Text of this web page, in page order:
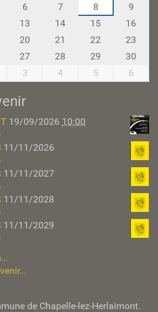
6 7 8
9
13 14 15
16
20 21 22
23
27 28 29
30
3 4 5 6
19/09/2026 10:00
11/11/2026
11/11/2027
11/11/2028
11/11/2029
de Chapelle-lez-Herlaimont.